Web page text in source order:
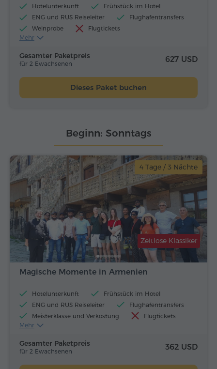
Hotelunterkunft
Frühstück im Hotel
ENG und RUS Reiseleiter
Flughafentransfers
Weinprobe
Flugtickets
Mittagessen und Abendessen
Mehr
Gesamter Paketpreis
für 2 Ewachsenen 627 USD
Dieses Paket buchen
Beginn: Sonntags
4 Tage / 3 Nächte
Magische Momente in Armenien
Zeitlose Klassiker
Hotelunterkunft
Frühstück im Hotel
ENG und RUS Reiseleiter
Flughafentransfers
Meisterklasse und Verkostung
Flugtickets
Mittagessen und Abendessen
Mehr
Gesamter Paketpreis
für 2 Ewachsenen 362 USD